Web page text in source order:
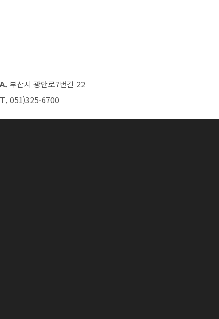
A. 부산시 광안로7번길 22
T. 051)325-6700